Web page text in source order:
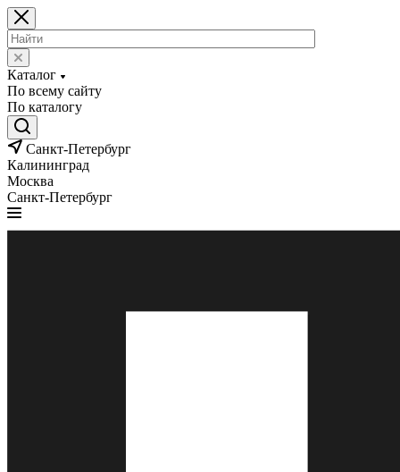
Каталог
По всему сайту
По каталогу
Санкт-Петербург
Калининград
Москва
Санкт-Петербург